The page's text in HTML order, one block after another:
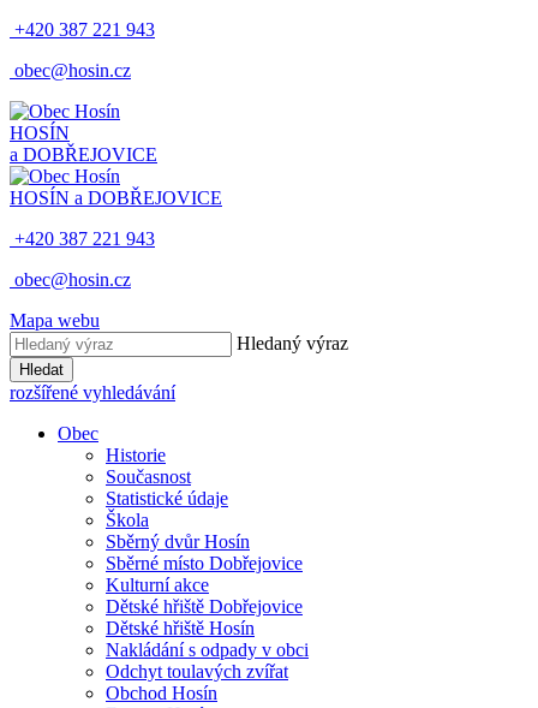
+420 387 221 943
obec@hosin.cz
HOSÍN
a DOBŘEJOVICE
HOSÍN a DOBŘEJOVICE
+420 387 221 943
obec@hosin.cz
Mapa webu
Hledaný výraz
Hledat
rozšířené vyhledávání
Obec
Historie
Současnost
Statistické údaje
Škola
Sběrný dvůr Hosín
Sběrné místo Dobřejovice
Kulturní akce
Dětské hřiště Dobřejovice
Dětské hřiště Hosín
Nakládání s odpady v obci
Odchyt toulavých zvířat
Obchod Hosín